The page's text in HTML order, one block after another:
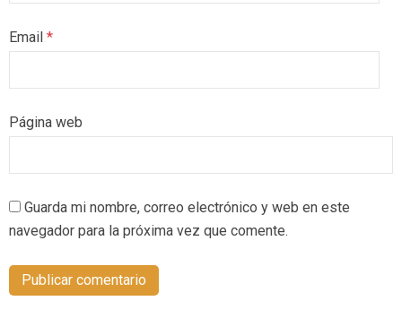
Email *
Página web
Guarda mi nombre, correo electrónico y web en este
navegador para la próxima vez que comente.